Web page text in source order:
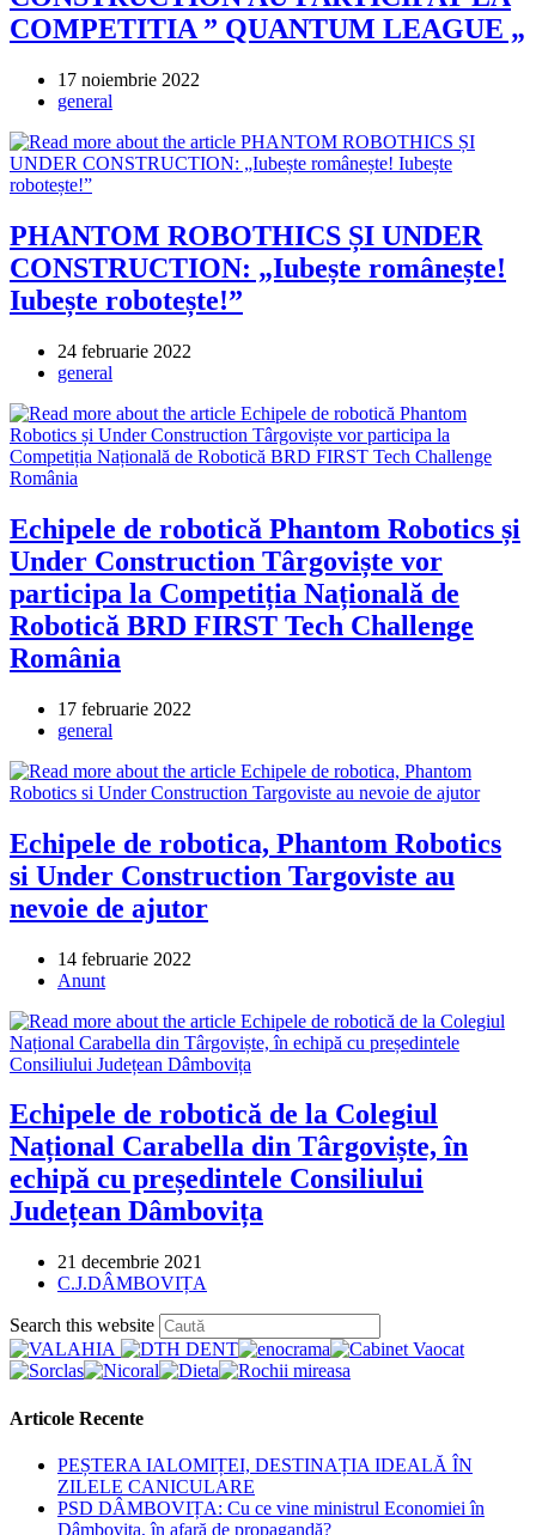
COMPETITIA ” QUANTUM LEAGUE „
Post
published:
17 noiembrie 2022
Post
general
PHANTOM ROBOTHICS ȘI UNDER
CONSTRUCTION: „Iubește românește!
Iubește robotește!”
Post
published:
24 februarie 2022
Post
general
Echipele de robotică Phantom Robotics și
Under Construction Târgoviște vor
participa la Competiția Națională de
Robotică BRD FIRST Tech Challenge
România
Post
published:
17 februarie 2022
Post
general
Echipele de robotica, Phantom Robotics
si Under Construction Targoviste au
nevoie de ajutor
Post
published:
14 februarie 2022
Post
Anunt
Echipele de robotică de la Colegiul
Național Carabella din Târgoviște, în
echipă cu președintele Consiliului
Județean Dâmbovița
Post
published:
21 decembrie 2021
Post
C.J.DÂMBOVIȚA
Search this website
Escape
Articole Recente
PEȘTERA IALOMIȚEI, DESTINAȚIA IDEALĂ ÎN
ZILELE CANICULARE
PSD DÂMBOVIȚA: Cu ce vine ministrul Economiei în
Dâmbovița, în afară de propagandă?